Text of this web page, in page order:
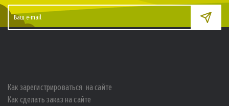
Как зарегистрироваться на сайте
Как сделать заказ на сайте